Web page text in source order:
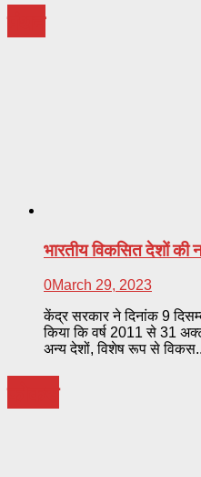
भारतीय विकसित देशों की
0March 29, 2023
केंद्र सरकार ने दिनांक 9
किया कि वर्ष 2011 से 31
अन्य देशों, विशेष रूप से